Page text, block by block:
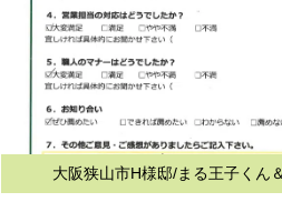
大阪狭山市H様邸/まる王子くん